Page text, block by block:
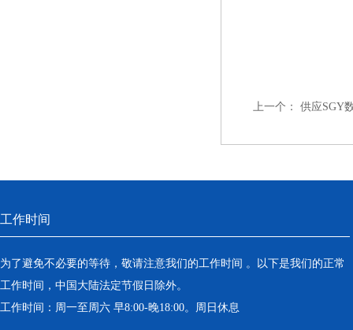
上一个： 供应SGY
工作时间
为了避免不必要的等待，敬请注意我们的工作时间 。以下是我们的正常
工作时间，中国大陆法定节假日除外。
工作时间：周一至周六 早8:00-晚18:00。周日休息